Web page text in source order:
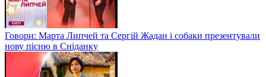
Говори: Марта Липчей та Сергій Жадан і собаки презентували
нову пісню в Сніданку